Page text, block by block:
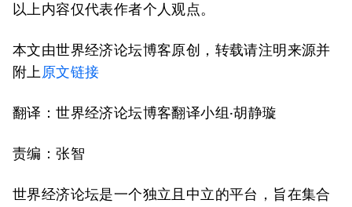
以上内容仅代表作者个人观点。
本文由世界经济论坛博客原创，转载请注明来源并
附上 原文链接
翻译：世界经济论坛博客翻译小组·胡静璇
责编：张智
世界经济论坛是一个独立且中立的平台，旨在集合